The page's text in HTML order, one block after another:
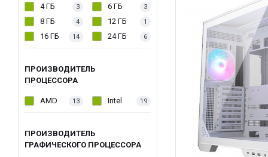
4 ГБ 3 6 ГБ 3
8 ГБ 4 12 ГБ 1
16 ГБ 14 24 ГБ 6
ПРОИЗВОДИТЕЛЬ
ПРОЦЕССОРА
AMD 13 Intel 19
ПРОИЗВОДИТЕЛЬ
ГРАФИЧЕСКОГО ПРОЦЕССОРА